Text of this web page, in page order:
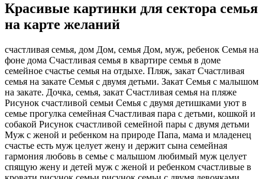
Красивые картинки для сектора семья
на карте желаний
счастливая семья, дом Дом, семья Дом, муж, ребенок Семья на
фоне дома Счастливая семья в квартире семья в доме
семейное счастье семья на отдыхе. Пляж, закат Счастливая
семья на закате Семья с двумя детьми. Закат Семья с малышом
на закате. Дочка, семья, закат Счастливая семья на пляже
Рисунок счастливой семьи Семья с двумя детишками уют в
семье прогулка семейная Счастливая пара с детьми, кошкой и
собакой Рисунок счастливой семейной пары с двумя детьми
Муж с женой и ребенком на природе Папа, мама и младенец
счастье есть муж целует жену и держит сына семейная
гармония любовь в семье с малышом любимый муж целует
спящую жену и детей муж с женой и ребенком счастливые в